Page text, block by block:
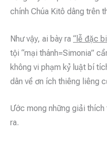
chính Chúa Kitô dâng trên
Như vậy, ai bày ra “lễ đặc
tội “mại thánh=Simonia”
không vi phạm kỷ luật bí
dân về ơn ích thiêng liêng
Ước mong những giải
ra.